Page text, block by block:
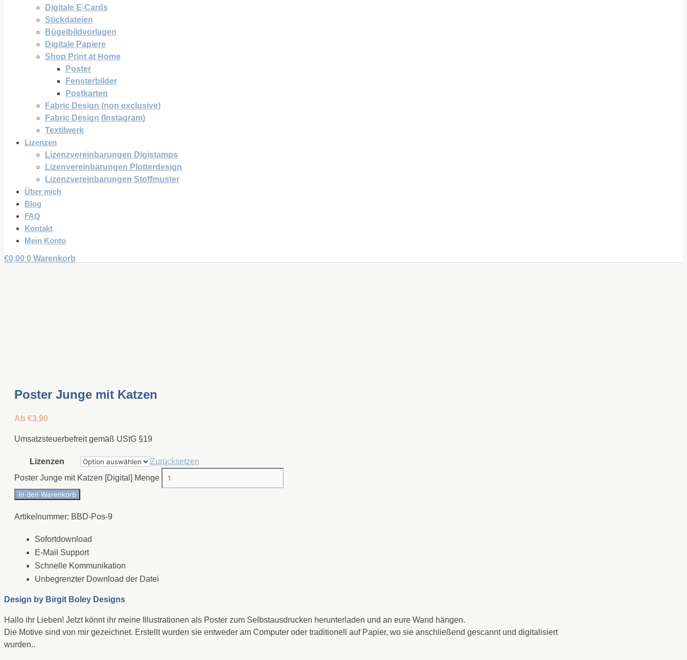
Digitale E-Cards
Stickdateien
Bügelbildvorlagen
Digitale Papiere
Shop Print at Home
Poster
Fensterbilder
Postkarten
Fabric Design (non exclusive)
Fabric Design (Instagram)
Textilwerk
Lizenzen
Lizenzvereinbarungen Digistamps
Lizenvereinbarungen Plotterdesign
Lizenzvereinbarungen Stoffmuster
Über mich
Blog
FAQ
Kontakt
Mein Konto
€0,00 0 Warenkorb
Poster Junge mit Katzen
Ab €3,90
Umsatzsteuerbefreit gemäß UStG §19
Lizenzen
Zurücksetzen
Poster Junge mit Katzen [Digital] Menge
In den Warenkorb
Artikelnummer: BBD-Pos-9
Sofortdownload
E-Mail Support
Schnelle Kommunikation
Unbegrenzter Download der Datei
Design by Birgit Boley Designs
Hallo ihr Lieben! Jetzt könnt ihr meine Illustrationen als Poster zum Selbstausdrucken herunterladen und an eure Wand hängen.
Die Motive sind von mir gezeichnet. Erstellt wurden sie entweder am Computer oder traditionell auf Papier, wo sie anschließend gescannt und digitalisiert
wurden..